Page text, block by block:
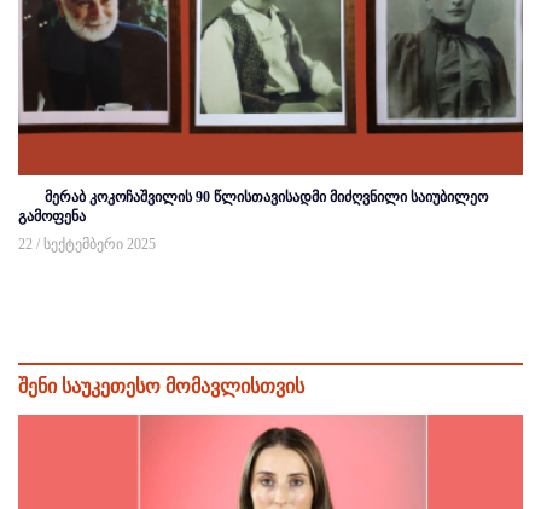
მერაბ კოკოჩაშვილის 90 წლისთავისადმი მიძღვნილი საიუბილეო
გამოფენა
22 / სექტემბერი 2025
შენი საუკეთესო მომავლისთვის